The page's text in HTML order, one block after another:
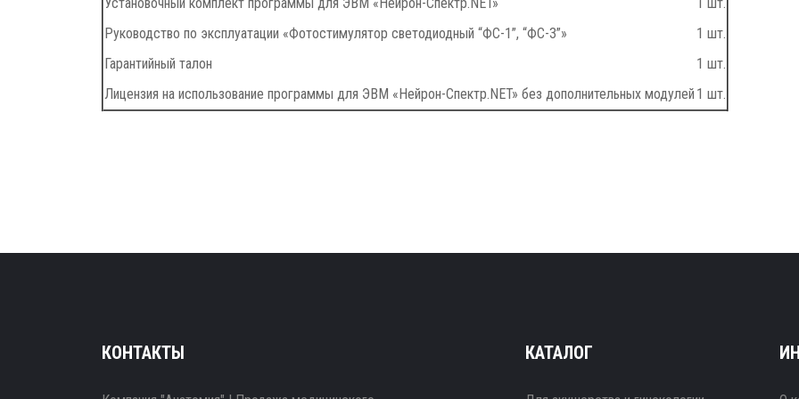
Руководство по эксплуатации «Фотостимулятор светодиодный “ФС-1”, “ФС-3”»
1 шт.
Гарантийный талон
1 шт.
Лицензия на использование программы для ЭВМ «Нейрон-Спектр.NET» без дополнительных модулей 1 шт.
КОНТАКТЫ КАТАЛОГ